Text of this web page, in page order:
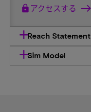
lock アクセスする
Reach Statement
Sim Model